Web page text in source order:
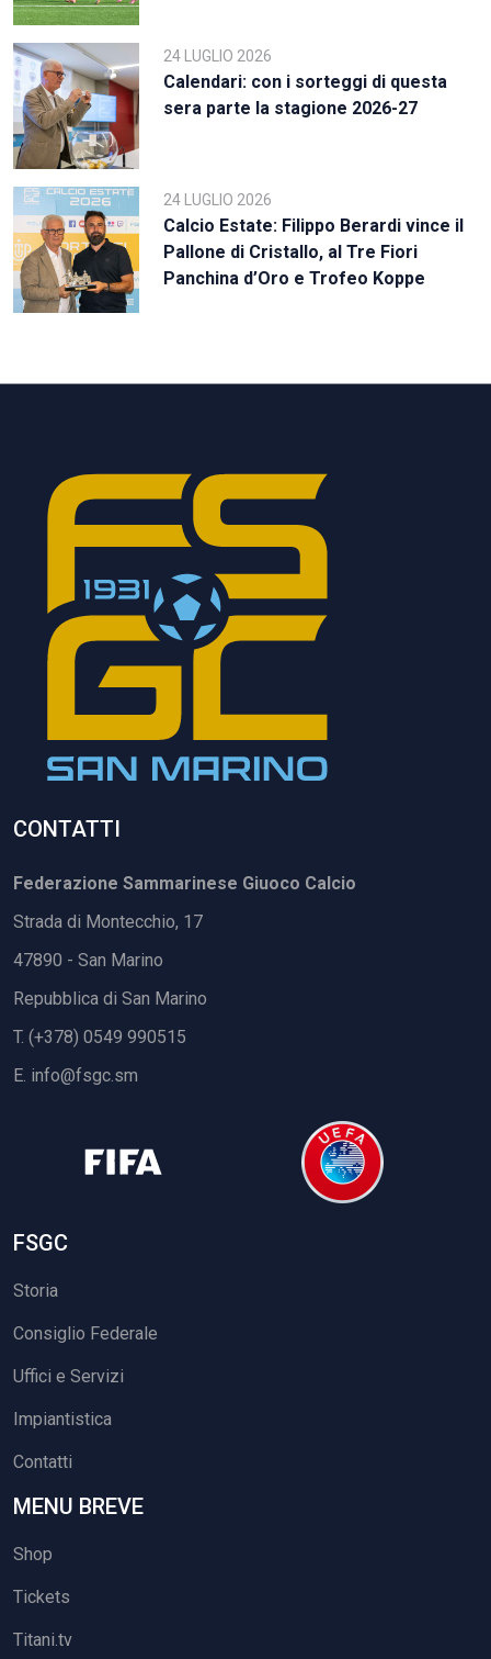
24 LUGLIO 2026
Calendari: con i sorteggi di questa
sera parte la stagione 2026-27
24 LUGLIO 2026
Calcio Estate: Filippo Berardi vince il
Pallone di Cristallo, al Tre Fiori
Panchina d’Oro e Trofeo Koppe
CONTATTI
Federazione Sammarinese Giuoco Calcio
Strada di Montecchio, 17
47890 - San Marino
Repubblica di San Marino
T. (+378) 0549 990515
E. info@fsgc.sm
FSGC
Storia
Consiglio Federale
Uffici e Servizi
Impiantistica
Contatti
MENU BREVE
Shop
Tickets
Titani.tv